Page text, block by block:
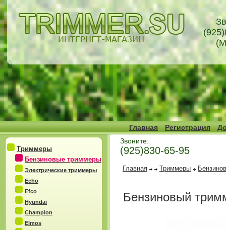
Главная Регистрация
Триммеры
Бензиновые триммеры
Электрические триммеры
Echo
Efco
Hyundai
Champion
Elmos
Звоните:
(925)830-65-95
Главная Триммеры
Бензиновый